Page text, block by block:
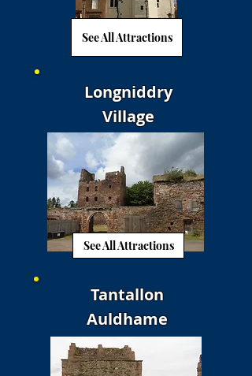
See All Attractions
Longniddry
Village
See All Attractions
Tantallon
Auldhame